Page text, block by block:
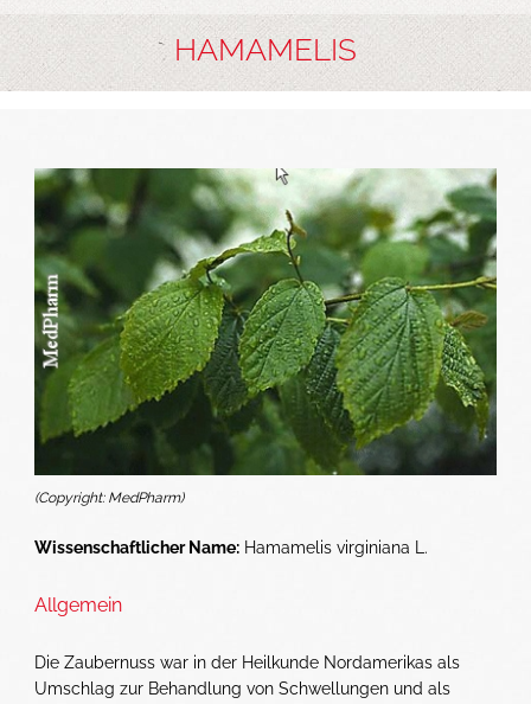
HAMAMELIS
(Copyright: MedPharm)
Wissenschaftlicher Name: Hamamelis virginiana L.
Allgemein
Die Zaubernuss war in der Heilkunde Nordamerikas als
Umschlag zur Behandlung von Schwellungen und als